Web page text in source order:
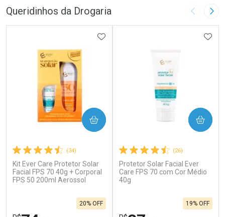
Queridinhos da Drogaria Imagem
(34)
Kit Ever Care Protetor Solar
Facial FPS 70 40g + Corporal
FPS 50 200ml Aerossol
20% OFF
ADICIONAR AOS FAVORITOS
COMPRAR
(26)
Protetor Solar Facial Ever
Care FPS 70 com Cor Médio
40g
19% OFF
COMPRAR